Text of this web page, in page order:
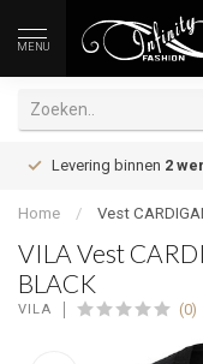
MENU
Levering binnen 2
Home / Vest
VILA Vest
BLACK
VILA (0)